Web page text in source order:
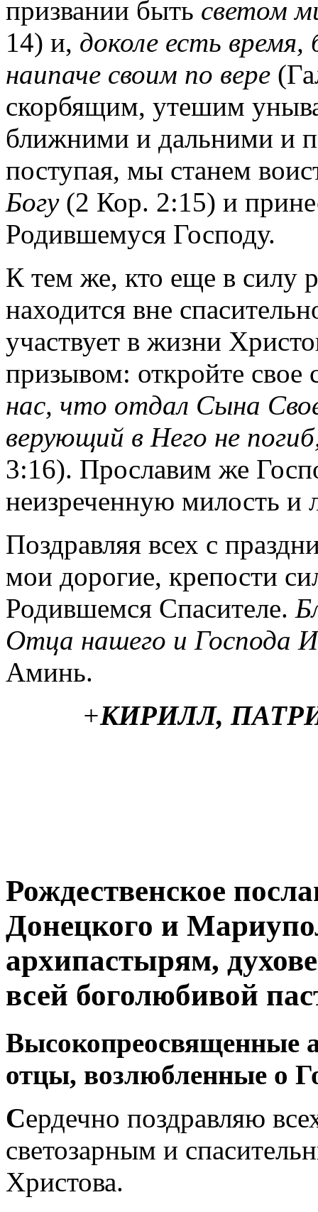
призвании быть светом
14) и, доколе есть время,
наипаче своим по вере
скорбящим, утешим
ближними и дальними и
поступая, мы станем
Богу(2 Кор. 2:15) и
Родившемуся Господу.
К тем же, кто еще в силу
находится вне
участвует в жизни
призывом: откройте свое
нас, что отдал Сына
верующий в Него не
3:16). Прославим же
неизреченную милость и
Поздравляя всех с
мои дорогие, крепости
Родившемся Спасителе.
Отца нашего и Господа
Аминь.
+КИРИЛЛ,
Рождественское
Донецкого и
архипастырям,
всей боголюбивой
Высокопреосвященные
отцы, возлюбленные о
Сердечно поздравляю
светозарным и
Христова.